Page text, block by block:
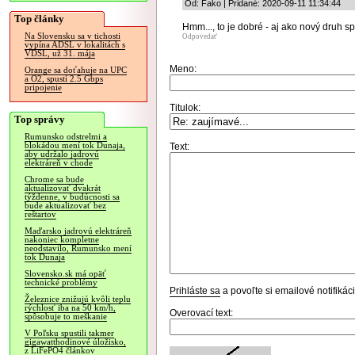
Top články
Na Slovensku sa v tichosti
vypína ADSL v lokalitách s
VDSL, už 31. mája
Orange sa doťahuje na UPC
a O2, spustí 2.5 Gbps
pripojenie
Top správy
Rumunsko odstrelmi a
blokádou mení tok Dunaja,
aby udržalo jadrovú
elektráreň v chode
Chrome sa bude
aktualizovať dvakrát
týždenne, v budúcnosti sa
bude aktualizovať bez
reštartov
Maďarsko jadrovú elektráreň
nakoniec kompletne
neodstavilo, Rumunsko mení
tok Dunaja
Slovensko.sk má opäť
technické problémy
Železnice znižujú kvôli teplu
rýchlosť iba na 50 km/h,
spôsobuje to meškanie
V Poľsku spustili takmer
gigawatthodinové úložisko,
z LiFePO4 článkov
Od: Fako | Pridané: 2020-09-11 11:34:44
Hmm..., to je dobré - aj ako nový druh
Odpovedať
Meno:
Titulok:
Text:
Prihláste sa a povoľte si emailové
Overovací text: